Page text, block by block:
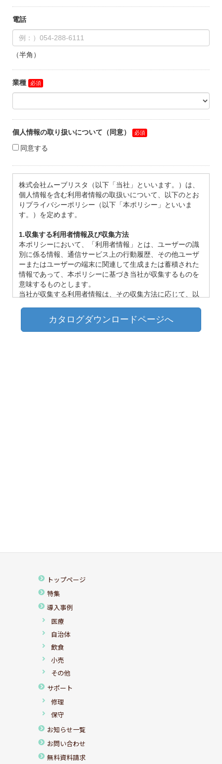
トップページ
特集
導入事例
医療
自治体
飲食
小売
その他
サポート
修理
保守
お知らせ一覧
お問い合わせ
無料資料請求